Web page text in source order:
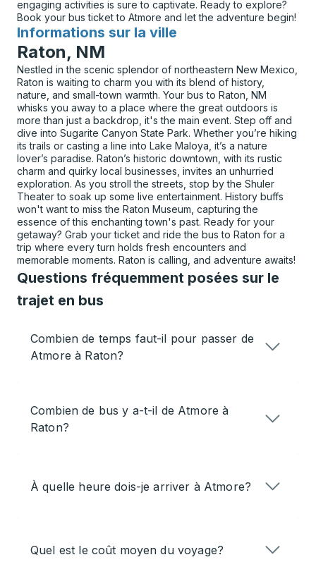
engaging activities is sure to captivate. Ready to explore?
Book your bus ticket to Atmore and let the adventure begin!
Informations sur la ville
pour
Raton, NM
Nestled in the scenic splendor of northeastern New Mexico,
Raton is waiting to charm you with its blend of history,
nature, and small-town warmth. Your bus to Raton, NM
whisks you away to a place where the great outdoors is
more than just a backdrop, it's the main event. Step off and
dive into Sugarite Canyon State Park. Whether you’re hiking
its trails or casting a line into Lake Maloya, it’s a nature
lover’s paradise. Raton’s historic downtown, with its rustic
charm and quirky local businesses, invites an unhurried
exploration. As you stroll the streets, stop by the Shuler
Theater to soak up some live entertainment. History buffs
won't want to miss the Raton Museum, capturing the
essence of this enchanting town's past. Ready for your
getaway? Grab your ticket and ride the bus to Raton for a
trip where every turn holds fresh encounters and
memorable moments. Raton is calling, and adventure awaits!
Questions fréquemment posées sur le
trajet en bus
Combien de temps faut-il pour passer de
Atmore à Raton?
Combien de bus y a-t-il de Atmore à
Raton?
À quelle heure dois-je arriver à Atmore?
Quel est le coût moyen du voyage?